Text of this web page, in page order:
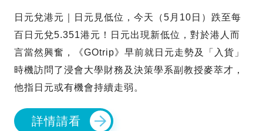
日元兌港元｜日元見低位，今天（5月10日）跌至每
百日元兌5.351港元！日元出現新低位，對於港人而
言當然興奮，《GOtrip》早前就日元走勢及「入貨」
時機訪問了浸會大學財務及決策學系副教授麥萃才，
他指日元或有機會持續走弱。
詳情請看